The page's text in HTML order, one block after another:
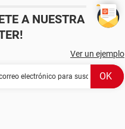
A NUESTRA
Ver un ejemplo